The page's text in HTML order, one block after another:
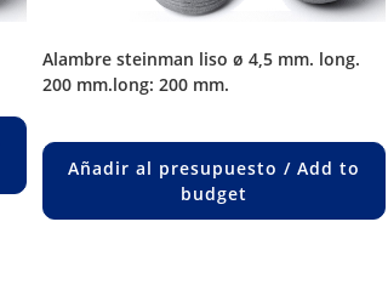
alambre steinman liso ø 4,5 mm. long.
200 mm.long: 200 mm.
Añadir al presupuesto / Add to
budget